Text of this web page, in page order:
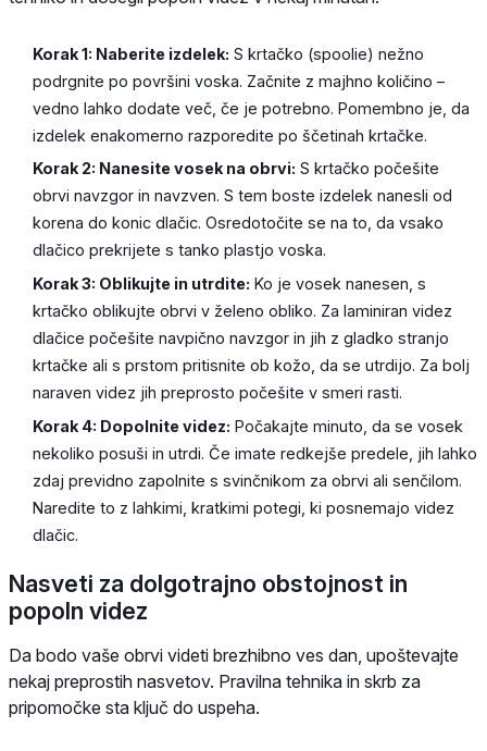
Korak 1: Naberite izdelek: S krtačko (spoolie) nežno
podrgnite po površini voska. Začnite z majhno količino –
vedno lahko dodate več, če je potrebno. Pomembno je, da
izdelek enakomerno razporedite po ščetinah krtačke.
Korak 2: Nanesite vosek na obrvi: S krtačko počešite
obrvi navzgor in navzven. S tem boste izdelek nanesli od
korena do konic dlačic. Osredotočite se na to, da vsako
dlačico prekrijete s tanko plastjo voska.
Korak 3: Oblikujte in utrdite: Ko je vosek nanesen, s
krtačko oblikujte obrvi v želeno obliko. Za laminiran videz
dlačice počešite navpično navzgor in jih z gladko stranjo
krtačke ali s prstom pritisnite ob kožo, da se utrdijo. Za bolj
naraven videz jih preprosto počešite v smeri rasti.
Korak 4: Dopolnite videz: Počakajte minuto, da se vosek
nekoliko posuši in utrdi. Če imate redkejše predele, jih lahko
zdaj previdno zapolnite s svinčnikom za obrvi ali senčilom.
Naredite to z lahkimi, kratkimi potegi, ki posnemajo videz
dlačic.
Nasveti za dolgotrajno obstojnost in
popoln videz
Da bodo vaše obrvi videti brezhibno ves dan, upoštevajte
nekaj preprostih nasvetov. Pravilna tehnika in skrb za
pripomočke sta ključ do uspeha.